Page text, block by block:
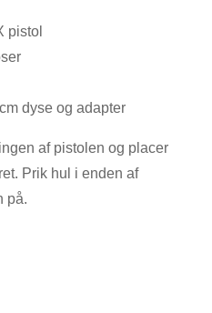
pistol
dyse og adapter
af pistolen og placer
Prik hul i enden af
på.